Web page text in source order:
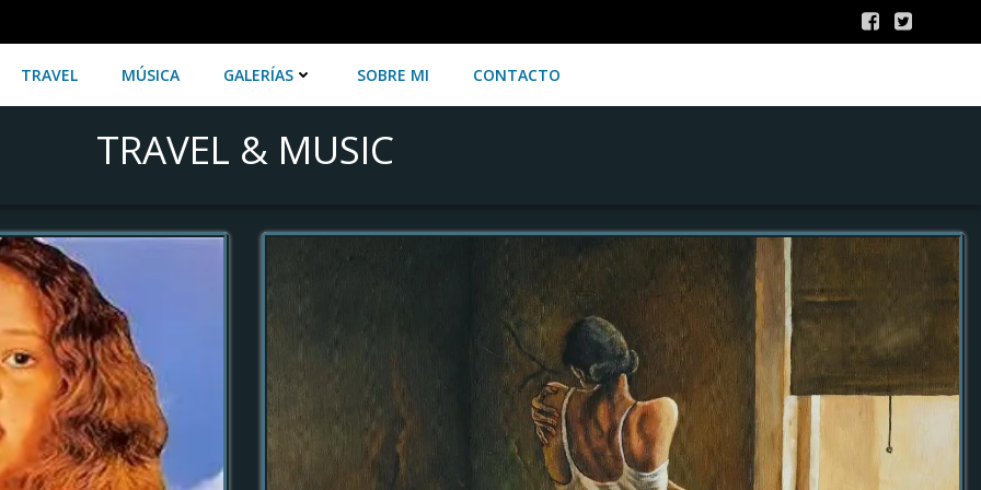
TRAVEL MÚSICA GALERÍAS SOBRE MI CONTACTO
TRAVEL & MUSIC